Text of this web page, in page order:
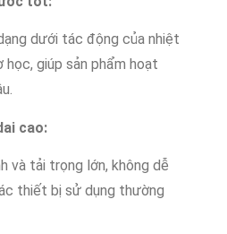
dưới tác động của nhiệt
giúp sản phẩm hoạt
cao:
và tải trọng lớn, không dễ
thiết bị sử dụng thường